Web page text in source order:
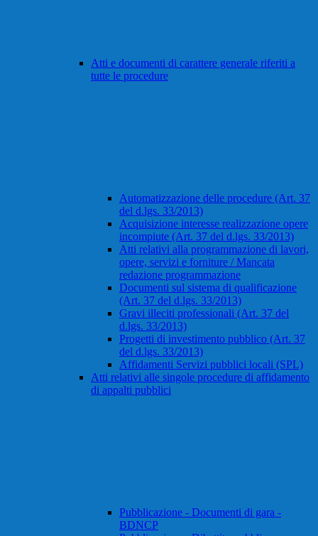
Atti e documenti di carattere generale riferiti a
tutte le procedure
Automatizzazione delle procedure (Art. 37
del d.lgs. 33/2013)
Acquisizione interesse realizzazione opere
incompiute (Art. 37 del d.lgs. 33/2013)
Atti relativi alla programmazione di lavori,
opere, servizi e forniture / Mancata
redazione programmazione
Documenti sul sistema di qualificazione
(Art. 37 del d.lgs. 33/2013)
Gravi illeciti professionali (Art. 37 del
d.lgs. 33/2013)
Progetti di investimento pubblico (Art. 37
del d.lgs. 33/2013)
Affidamenti Servizi pubblici locali (SPL)
Atti relativi alle singole procedure di affidamento
di appalti pubblici
Pubblicazione - Documenti di gara -
BDNCP